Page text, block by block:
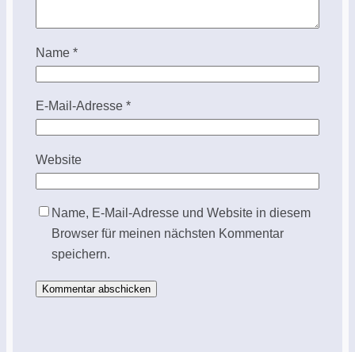
Name *
E-Mail-Adresse *
Website
Name, E-Mail-Adresse und Website in diesem
Browser für meinen nächsten Kommentar
speichern.